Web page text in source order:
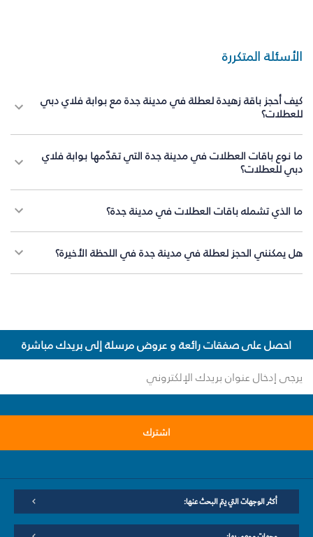
الأسئلة المتكررة
كيف أحجز باقة زهيدة لعطلة في مدينة جدة مع بوابة فلاي دبي
للعطلات؟
ما نوع باقات العطلات في مدينة جدة التي تقدّمها بوابة فلاي
دبي للعطلات؟
ما الذي تشمله باقات العطلات في مدينة جدة؟
هل يمكنني الحجز لعطلة في مدينة جدة في اللحظة الأخيرة؟
احصل على صفقات رائعة و عروض مرسلة إلى بريدك مباشرة
اشترك
أكثر الوجهات التي يتم البحث عنها: